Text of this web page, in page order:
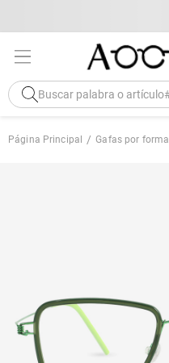
Página Principal Gafas por forma